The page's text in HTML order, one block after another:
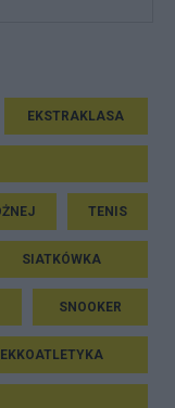
EKSTRAKLASA
TENIS
SIATKÓWKA
SNOOKER